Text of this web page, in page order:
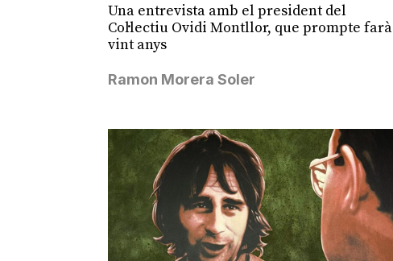
Una entrevista amb el president del
Col·lectiu Ovidi Montllor, que prompte farà
vint anys
Ramon Morera Soler